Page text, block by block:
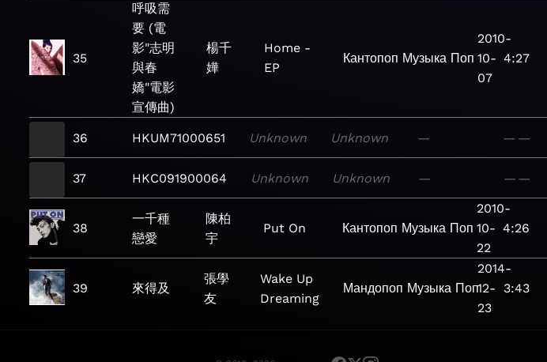
35
呼吸需
要 (電
影"志明
與春
嬌"電影
宣傳曲)
楊千
嬅
Home -
EP
Кантопоп Музыка Поп
2010-
10-
07
4:27
36 HKUM71000651 Unknown Unknown — — —
37 HKC091900064 Unknown Unknown — — —
38
一千種
戀愛
陳柏
宇
Put On Кантопоп Музыка Поп
2010-
10-
22
4:26
39 來得及
張學
友
Wake Up
Dreaming
Мандопоп Музыка Поп
2014-
12-
23
3:43